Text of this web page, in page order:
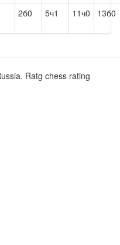
2б0 5ч1 11ч0 13б0
Ratg chess rating